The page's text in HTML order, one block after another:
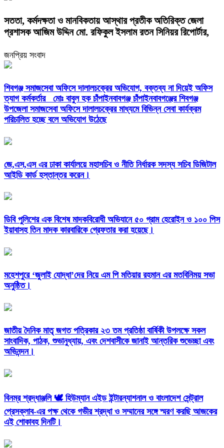
সততা, কর্মদক্ষতা ও মানবিকতায় আস্থার প্রতীক অতিরিক্ত জেলা
প্রশাসক আজিম উদ্দিন মো. রফিকুল ইসলাম রতন সিনিয়র রিপোর্টার,
জনপ্রিয় সংবাদ
শিবগঞ্জ সমাজসেবা অফিসে দালালচক্রের অভিযোগ, বক্তব্য না দিয়েই অফিস
ত্যাগ কর্মকর্তার মোঃ বাবুল হক চাঁপাইনবাবগঞ্জ চাঁপাইনবাবগঞ্জের শিবগঞ্জ
উপজেলা সমাজসেবা অফিসে দালালচক্রের মাধ্যমে বিভিন্ন সেবা কার্যক্রম
পরিচালিত হচ্ছে বলে অভিযোগ উঠেছে
জে,এস,এস এর ঢাকা কার্যালয়ে মহাসচিব ও নীতি নির্ধারক সদস্য সচিব ডিজিটাল
আইডি কার্ড হস্তান্তর করেন।
ডিবি পুলিশের এক বিশেষ মাদকবিরোধী অভিযানে ৫০ গ্রাম হেরোইন ও ১০০ পিস
ইয়াবাসহ তিন মাদক কারবারিকে গ্রেফতার করা হয়েছে।
মহেশপুরে ‘জুলাই যোদ্ধা’দের নিয়ে এম পি মতিয়ার রহমান এর মতবিনিময় সভা
অনুষ্ঠিত।
জাতীয় দৈনিক মাতৃ জগত পত্রিকার ২৩ তম প্রতিষ্ঠা বার্ষিকী উপলক্ষে সকল
সাংবাদিক, পাঠক, শুভানুধ্যায়, এবং দেশবাসীকে জানাই আন্তরিক শুভেচ্ছা এবং
অভিনন্দন।
বিনম্র শ্রদ্ধাঞ্জলি 🕊️ হিউম্যান এইড ইন্টারন্যাশনাল ও বাংলাদেশ সেন্ট্রাল
প্রেসক্লাব-এর পক্ষ থেকে গভীর শ্রদ্ধা ও সম্মানের সঙ্গে স্মরণ করছি আজকের
এই শোকাবহ দিনটি।